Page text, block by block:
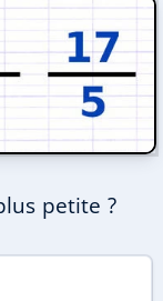
petite ?